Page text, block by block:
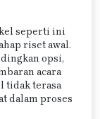
seperti ini
riset awal.
opsi,
acara
tidak terasa
dalam proses